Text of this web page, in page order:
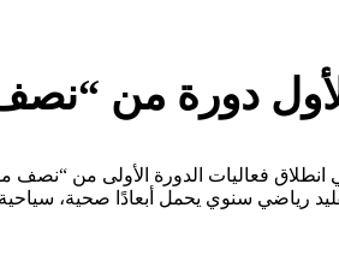
لأول دورة من
فعاليات الدورة الأولى من “نصف
رياضي سنوي يحمل أبعادًا صحية،